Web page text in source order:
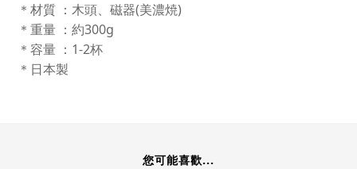
＊材質 ：木頭、 磁器(美濃焼)
＊重量 ： 約300g
＊容量 ：1-2杯
＊日本製
您可能喜歡...